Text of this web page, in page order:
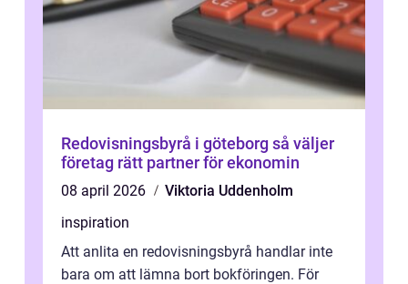
Redovisningsbyrå i göteborg så väljer
företag rätt partner för ekonomin
08 april 2026
Viktoria Uddenholm
inspiration
Att anlita en redovisningsbyrå handlar inte
bara om att lämna bort bokföringen. För